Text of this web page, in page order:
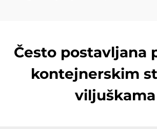
Često postavljana
kontejnerskim
viljuškama